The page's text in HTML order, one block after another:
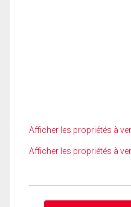
Afficher les propriétés à
Afficher les propriétés à